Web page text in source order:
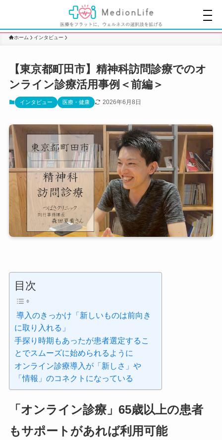
ホーム インタビュー
【東京都町田市】精神科訪問診療でのオ
ンライン診療活用事例＜前編＞
インタビュー 医療・健康 2026年6月8日
目次
導入のきっかけ「新しいものは前向き
に取り入れる」
手探り時期もあったが患者選定するこ
とでスムーズに始められるように
オンライン診療導入が「新しさ」や
「情報」のコネクトになっている
「オンライン診療」65歳以上の患者
もサポートがあれば利用可能